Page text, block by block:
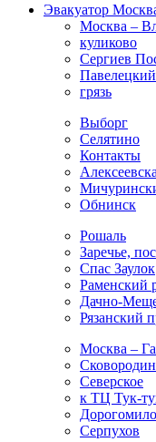
Эвакуатор
Москва –
куликово
Сергиев
грязь
Выборг
Селятино
Контакты
Обнинск
Рошаль
Заречье,
Спас Заулок
Раменский
Дачно-
Рязанский
Москва –
Северское
к ТЦ Тук-
Серпухов